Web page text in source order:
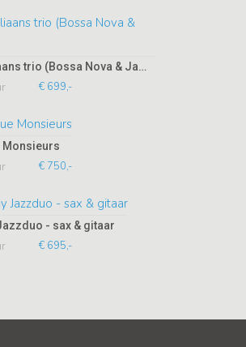
Braziliaans trio (Bossa Nova & Jazz)
€ 699,-
Monsieurs
€ 750,-
- sax & gitaar
€ 695,-